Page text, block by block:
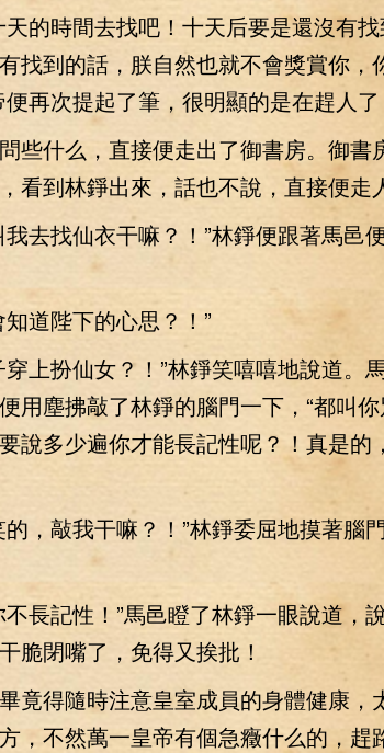
的時間去找吧！十天后要是還沒有找
找到的話，朕自然也就不會獎賞你，
再次提起了筆，很明顯的是在趕人了
什么，直接便走出了御書房。御書
看到林錚出來，話也不說，直接便走
找仙衣干嘛？！”林錚便跟著馬邑
道陛下的心思？！”
扮仙女？！”林錚笑嘻嘻地說道。
用塵拂敲了林錚的腦門一下，“都叫
說多少遍你才能長記性呢？！真是的
敲我干嘛？！”林錚委屈地摸著腦門
長記性！”馬邑瞪了林錚一眼說道，
脆閉嘴了，免得又挨批！
得隨時注意皇室成員的身體健康，
，不然萬一皇帝有個急癥什么的，趕